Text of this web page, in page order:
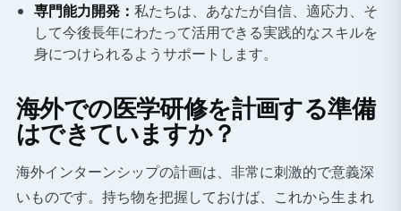
専門能力開発： 私たちは、あなたが自信、適応力、そ
して今後長年にわたって活用できる実践的なスキルを
身につけられるようサポートします。
海外での医学研修を計画する準備
はできていますか？
海外インターンシップの計画は、非常に刺激的で意義深
いものです。持ち物を把握しておけば、これから生まれ